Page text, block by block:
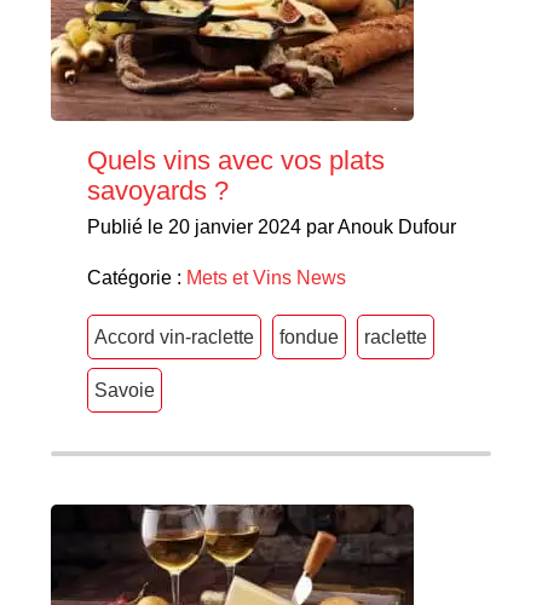
Quels vins avec vos plats
savoyards ?
Publié le 20 janvier 2024 par Anouk Dufour
Catégorie : Mets et Vins News
Accord vin-raclette fondue raclette
Savoie